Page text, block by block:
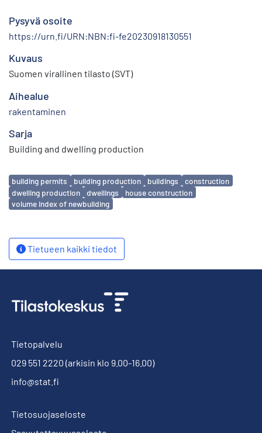
Pysyvä osoite
https://urn.fi/URN:NBN:fi-fe20230918130551
Kuvaus
Suomen virallinen tilasto (SVT)
Aihealue
rakentaminen
Sarja
Building and dwelling production
Avainsanat
building permits building production buildings
construction
dwelling production
dwellings
house construction
volume index of newbuilding
Tietueen kaikki tiedot
Tietopalvelu
029 551 2220 (arkisin klo 9.00-16.00)
info@stat.fi
Tietosuojaseloste